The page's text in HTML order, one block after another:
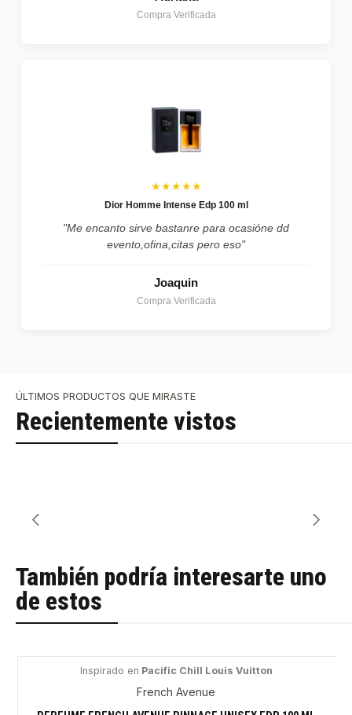
Compra Verificada
★★★★★
Dior Homme Intense Edp 100 ml
"Me encanto sirve bastanre para ocasióne dd
evento,ofina,citas pero eso"
Joaquin
Compra Verificada
ÚLTIMOS PRODUCTOS QUE MIRASTE
Recientemente vistos
También podría interesarte uno
de estos
Inspirado en Pacific Chill Louis Vuitton
French Avenue